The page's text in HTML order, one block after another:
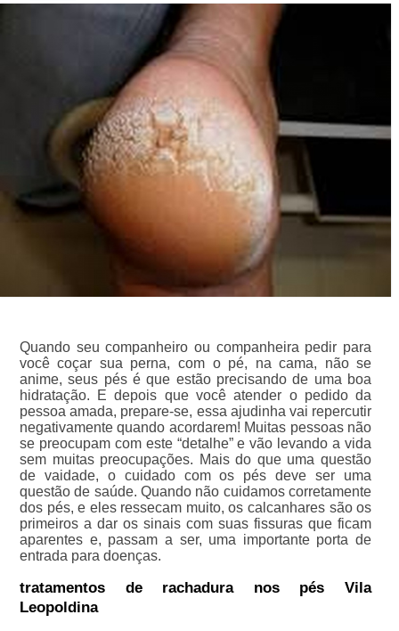
Quando seu companheiro ou companheira pedir para
você coçar sua perna, com o pé, na cama, não se
anime, seus pés é que estão precisando de uma boa
hidratação. E depois que você atender o pedido da
pessoa amada, prepare-se, essa ajudinha vai repercutir
negativamente quando acordarem! Muitas pessoas não
se preocupam com este “detalhe” e vão levando a vida
sem muitas preocupações. Mais do que uma questão
de vaidade, o cuidado com os pés deve ser uma
questão de saúde. Quando não cuidamos corretamente
dos pés, e eles ressecam muito, os calcanhares são os
primeiros a dar os sinais com suas fissuras que ficam
aparentes e, passam a ser, uma importante porta de
entrada para doenças.
tratamentos de rachadura nos pés Vila
Leopoldina